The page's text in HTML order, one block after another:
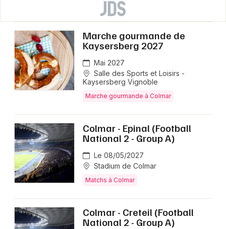
Marche gourmande de
Kaysersberg 2027
Mai 2027
Salle des Sports et Loisirs -
Kaysersberg Vignoble
Marche gourmande à Colmar
Colmar - Epinal (Football
National 2 - Group A)
Le 08/05/2027
Stadium de Colmar
Matchs à Colmar
Colmar - Creteil (Football
National 2 - Group A)